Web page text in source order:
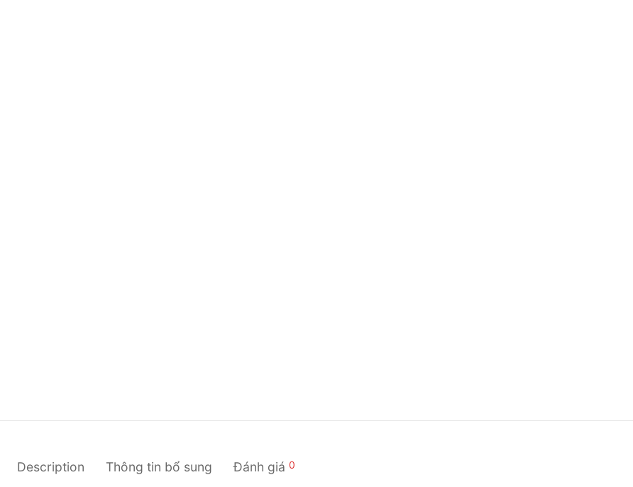
Description Thông tin bổ sung Đánh giá 0